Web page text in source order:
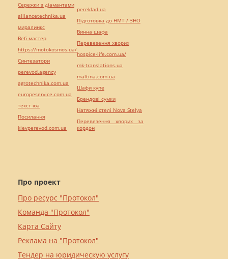
Про проект
Про ресурс "Протокол"
Команда "Протокол"
Карта Сайту
Реклама на "Протокол"
Тендер на юридическую услугу
Сережки з діамантами
alliancetechnika.ua
миралинкс
Веб мастер
https://motokosmos.ua/
Синтезатори
perevod.agency
agrotechnika.com.ua
europeservice.com.ua
текст юа
Посилання
kievperevod.com.ua
pereklad.ua
Підготовка до НМТ / ЗНО
Винна шафа
Перевезення хворих
hospice-life.com.ua/
mk-translations.ua
maltina.com.ua
Шафи купе
Брендові сумки
Натяжні стелі Nova Stelya
Перевезення хворих за
кордон